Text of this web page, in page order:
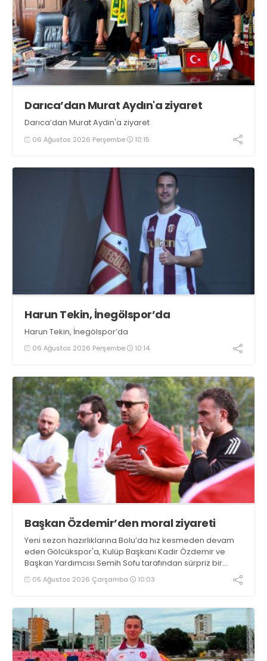
Darıca’dan Murat Aydın'a ziyaret
Darıca’dan Murat Aydın'a ziyaret
06 Ağustos 2026 Perşembe 10:15
Harun Tekin, İnegölspor’da
Harun Tekin, İnegölspor’da
06 Ağustos 2026 Perşembe 10:14
Başkan Özdemir’den moral ziyareti
Yeni sezon hazırlıklarına Bolu’da hız kesmeden devam
eden Gölcükspor'a, Kulüp Başkanı Kadir Özdemir ve
Başkan Yardımcısı Semih Sofu tarafından sürpriz bir
moral ziyareti gerçekleştirildi
05 Ağustos 2026 Çarşamba 10:03